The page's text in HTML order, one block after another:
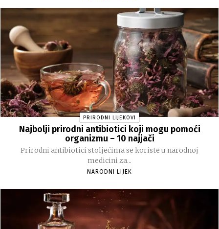
PRIRODNI LIJEKOVI
Najbolji prirodni antibiotici koji mogu pomoći
organizmu – 10 najjači
Prirodni antibiotici stoljećima se koriste u narodnoj
medicini za...
NARODNI LIJEK